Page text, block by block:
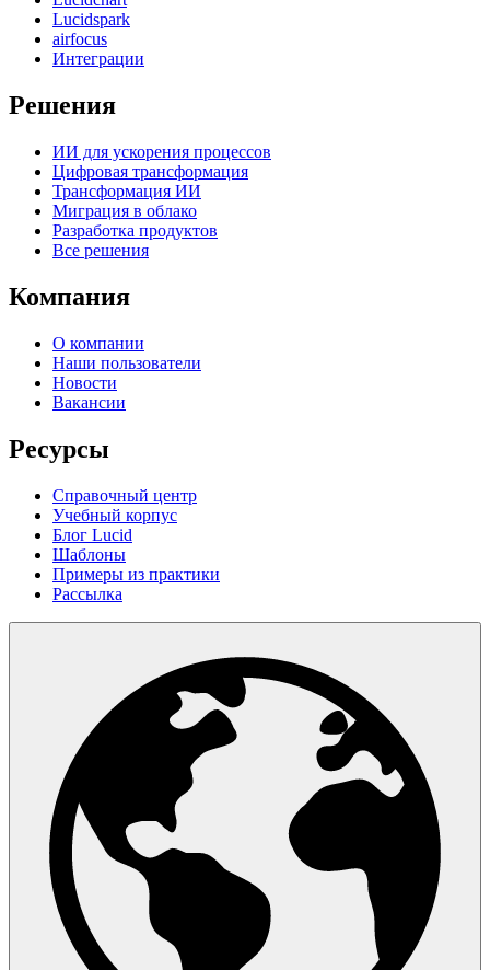
Lucidspark
airfocus
Интеграции
Решения
ИИ для ускорения процессов
Цифровая трансформация
Трансформация ИИ
Миграция в облако
Разработка продуктов
Все решения
Компания
О компании
Наши пользователи
Новости
Вакансии
Ресурсы
Справочный центр
Учебный корпус
Блог Lucid
Шаблоны
Примеры из практики
Рассылка